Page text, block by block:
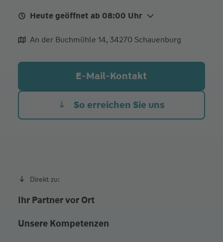
Heute geöffnet ab 08:00 Uhr
Mo.
08:00 - 11:00
08:00 - 11:00
Termine nach telefonischer Vereinbarung
An der Buchmühle 14, 34270 Schauenburg
E-Mail-Kontakt
So erreichen Sie uns
Direkt zu:
Ihr Partner vor Ort
Unsere Kompetenzen